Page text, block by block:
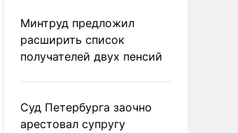
Минтруд предложил
расширить список
получателей двух пенсий
Суд Петербурга заочно
арестовал супругу